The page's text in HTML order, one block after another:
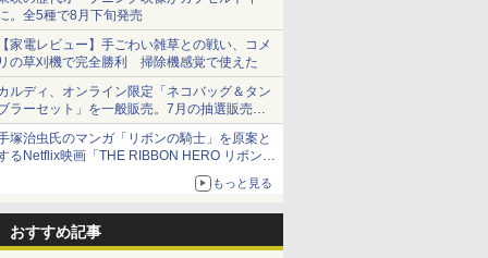
。全5種で8月下旬発売
家電レビュー】手ごわい雑草との戦い、コメ
の草刈機で完全勝利 掃除機感覚で使えた
ルディ、オンライン限定「ネコバッグ＆タン
ラーセット」を一般販売。7月の抽選販売の
選無効分
塚治虫氏のマンガ「リボンの騎士」を原案と
るNetflix映画「THE RIBBON HERO リボンヒ
もっと見る
おすすめ記事